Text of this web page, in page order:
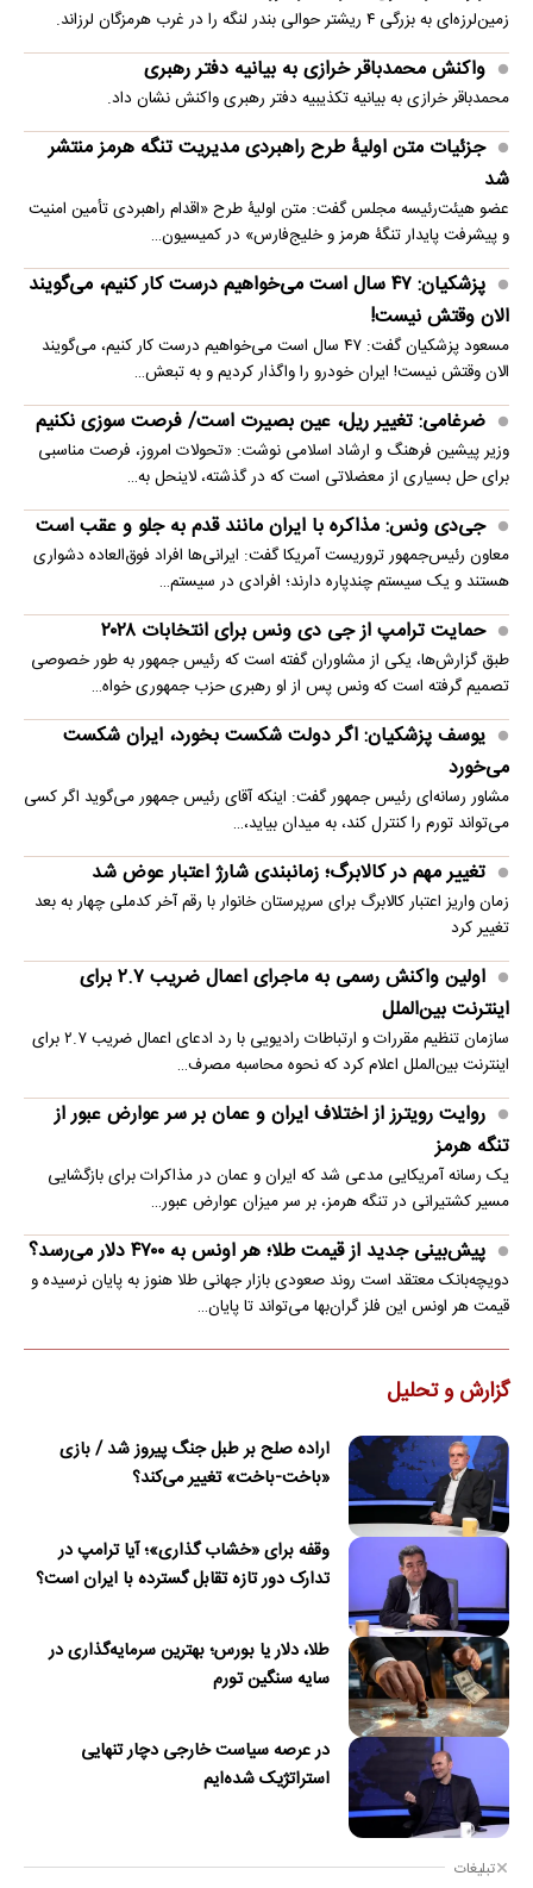
زمین‌لرزه‌ای به بزرگی ۴ ریشتر حوالی بندر لنگه را در غرب هرمزگان لرزاند.
واکنش محمدباقر خرازی به بیانیه دفتر رهبری
محمدباقر خرازی به بیانیه تکذیبیه دفتر رهبری واکنش نشان داد.
جزئیات متن اولیۀ طرح راهبردی مدیریت تنگه هرمز منتشر
شد
عضو هیئت‌رئیسه مجلس گفت: متن اولیۀ طرح «اقدام راهبردی تأمین امنیت
و پیشرفت پایدار تنگۀ هرمز و خلیج‌فارس» در کمیسیون…
پزشکیان: ۴۷ سال است می‌خواهیم درست کار کنیم، می‌گویند
الان وقتش نیست!
مسعود پزشکیان گفت: ۴۷ سال است می‌خواهیم درست کار کنیم، می‌گویند
الان وقتش نیست! ایران خودرو را واگذار کردیم و به تبعش…
ضرغامی: تغییر ریل، عین بصیرت است/ فرصت سوزی نکنیم
وزیر پیشین فرهنگ و ارشاد اسلامی نوشت: «تحولات امروز، فرصت مناسبی
برای حل بسیاری از معضلاتی‌ است که در گذشته، لاینحل به…
جی‌دی ونس: مذاکره با ایران مانند قدم به جلو و عقب است
معاون رئیس‌جمهور تروریست آمریکا گفت: ایرانی‌ها افراد فوق‌العاده دشواری
هستند و یک سیستم چندپاره دارند؛ افرادی در سیستم…
حمایت ترامپ از جی دی ونس برای انتخابات ۲۰۲۸
طبق گزارش‌ها، یکی از مشاوران گفته است که رئیس جمهور به طور خصوصی
تصمیم گرفته است که ونس پس از او رهبری حزب جمهوری خواه…
یوسف پزشکیان: اگر دولت شکست بخورد، ایران شکست
می‌خورد
مشاور رسانه‌ای رئیس جمهور گفت: اینکه آقای رئیس جمهور می‌گوید اگر کسی
می‌تواند تورم را کنترل کند، به میدان بیاید،…
تغییر مهم در کالابرگ؛ زمانبندی‌ شارژ اعتبار عوض شد
زمان واریز اعتبار کالابرگ برای سرپرستان خانوار با رقم آخر کدملی چهار به بعد
تغییر کرد
اولین واکنش رسمی به ماجرای اعمال ضریب ۲.۷ برای
اینترنت بین‌الملل
سازمان تنظیم مقررات و ارتباطات رادیویی با رد ادعای اعمال ضریب ۲.۷ برای
اینترنت بین‌الملل اعلام کرد که نحوه محاسبه مصرف…
روایت رویترز از اختلاف ایران و عمان بر سر عوارض عبور از
تنگه هرمز
یک رسانه آمریکایی مدعی شد که ایران و عمان در مذاکرات برای بازگشایی
مسیر کشتیرانی در تنگه هرمز، بر سر میزان عوارض عبور…
پیش‌بینی جدید از قیمت طلا؛ هر اونس به ۴۷۰۰ دلار می‌رسد؟
دویچه‌بانک معتقد است روند صعودی بازار جهانی طلا هنوز به پایان نرسیده و
قیمت هر اونس این فلز گران‌بها می‌تواند تا پایان…
گزارش و تحلیل
اراده صلح بر طبل جنگ پیروز شد / بازی
«باخت-باخت» تغییر می‌کند؟
وقفه برای «خشاب گذاری»؛ آیا ترامپ در
تدارک دور تازه تقابل گسترده با ایران است؟
طلا، دلار یا بورس؛ بهترین سرمایه‌گذاری در
سایه سنگین تورم
در عرصه سیاست خارجی دچار تنهایی
استراتژیک شده‌ایم
تبلیغات